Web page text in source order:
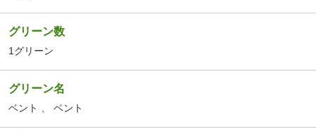
グリーン数
1グリーン
グリーン名
ベント ベント